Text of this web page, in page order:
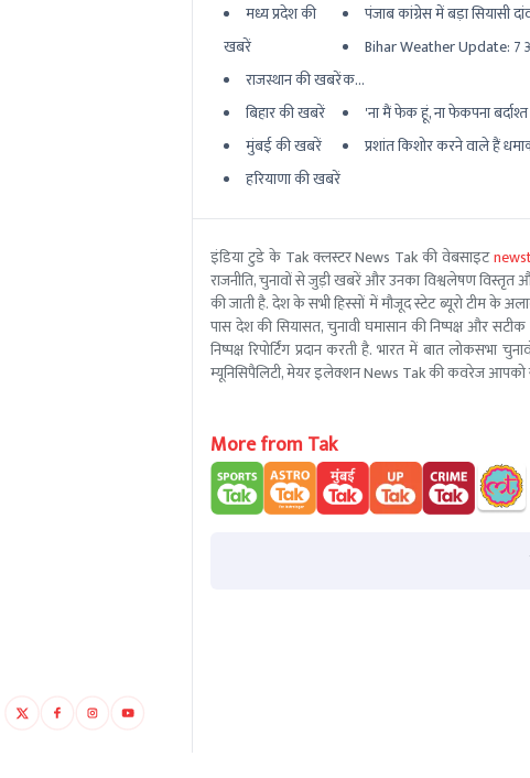
मध्य प्रदेश की
खबरें
राजस्थान की खबरें
बिहार की खबरें
मुंबई की खबरें
हरियाणा की खबरें
पंजाब कांग्रेस में बड़ा सियासी
Bihar Weather Update: 7
क...
'ना मैं फेक हूं, ना फेकपना
प्रशांत किशोर करने वाले हैं
इंडिया टुडे के Tak क्लस्टर News Tak की वेबसाइट
राजनीति, चुनावों से जुड़ी खबरें और उनका विश्वलेषण
की जाती है. देश के सभी हिस्सों में मौजूद स्टेट ब्यूरो टीम के
पास देश की सियासत, चुनावी घमासान की निष्पक्ष और
निष्पक्ष रिपोर्टिंग प्रदान करती है. भारत में बात लोकसभा
म्यूनिसिपैलिटी, मेयर इलेक्शन News Tak की कवरेज आपको
More from Tak